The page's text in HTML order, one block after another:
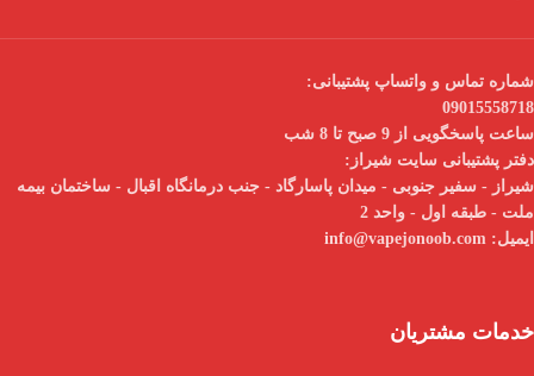
شماره تماس و واتساپ پشتیبانی:
09015558718
ساعت پاسخگویی از 9 صبح تا 8 شب
دفتر پشتیبانی سایت شیراز:
شیراز - سفیر جنوبی - میدان پاسارگاد - جنب درمانگاه اقبال - ساختمان بیمه
ملت - طبقه اول - واحد 2
ایمیل:
خدمات مشتریان